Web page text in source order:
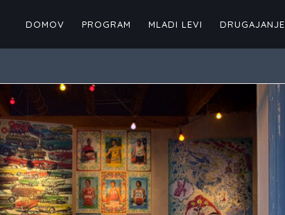
DOMOV PROGRAM MLADI LEVI DRUGAJANJE